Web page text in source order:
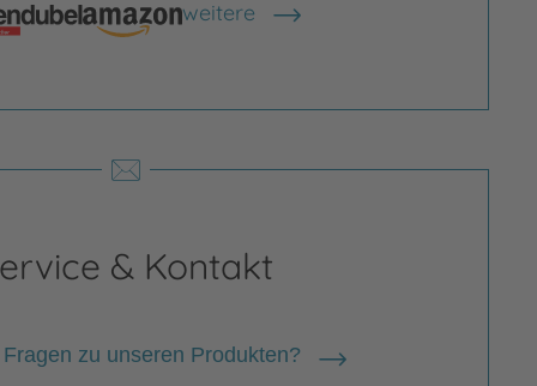
weitere
Shops anzeigen
& Kontakt
zu unseren Produkten?